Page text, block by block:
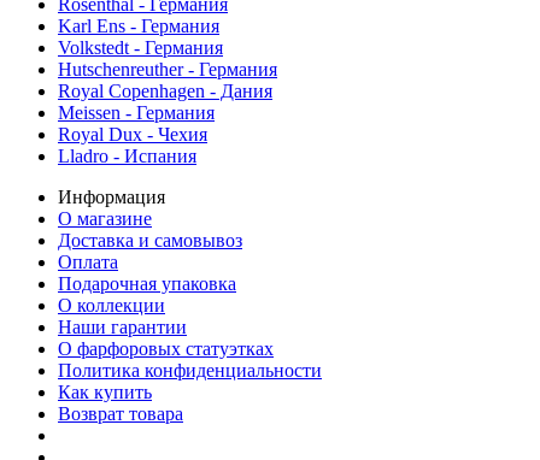
Karl Ens - Германия
Volkstedt - Германия
Hutschenreuther - Германия
Royal Copenhagen - Дания
Meissen - Германия
Royal Dux - Чехия
Lladro - Испания
Информация
О магазине
Доставка и самовывоз
Оплата
Подарочная упаковка
О коллекции
Наши гарантии
О фарфоровых статуэтках
Политика конфиденциальности
Как купить
Возврат товара